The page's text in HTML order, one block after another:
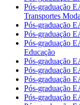
Pós-graduação
Transportes
Pós-graduação
Pós-graduação
Pós-graduação
Educação
Pós-graduação
Pós-graduação
Pós-graduação
Pós-graduação
Pós-graduação